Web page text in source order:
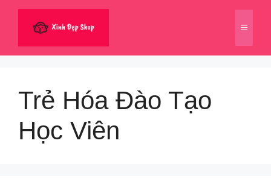
dung
Menu
Trẻ Hóa Đào Tạo
Học Viên